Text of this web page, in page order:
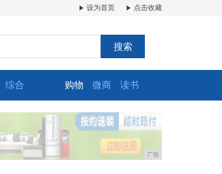
设为首页 点击收藏
搜索
综合 购物 微商 读书
广告